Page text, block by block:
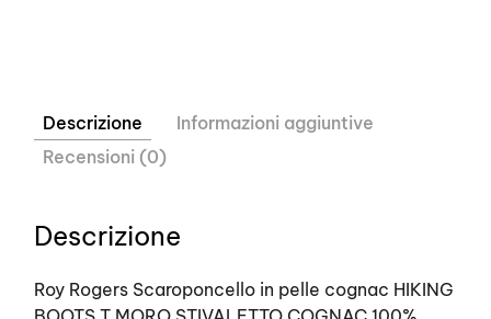
Descrizione
Informazioni aggiuntive
Recensioni (0)
Descrizione
Roy Rogers Scaroponcello in pelle cognac HIKING